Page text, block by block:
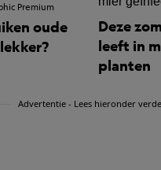
Premium
oude
Deze
leeft in
planten
Advertentie - Lees hieronder